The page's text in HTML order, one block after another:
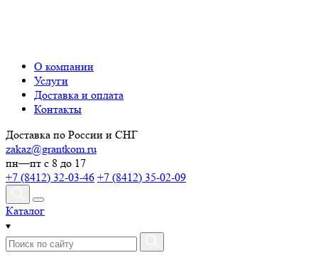
О компании
Услуги
Доставка и оплата
Контакты
Доставка по России и СНГ
zakaz@grantkom.ru
пн—пт с 8 до 17
+7 (8412) 32-03-46 +7 (8412) 35-02-09
Каталог